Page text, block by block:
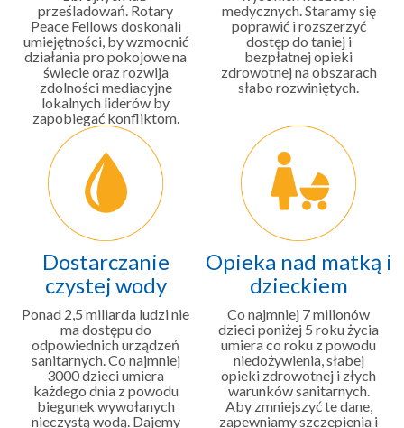
prześladowań. Rotary
Peace Fellows doskonali
umiejętności, by wzmocnić
działania pro pokojowe na
świecie oraz rozwija
zdolności mediacyjne
lokalnych liderów by
zapobiegać konfliktom.
medycznych. Staramy się
poprawić i rozszerzyć
dostęp do taniej i
bezpłatnej opieki
zdrowotnej na obszarach
słabo rozwiniętych.
Dostarczanie
czystej wody
Ponad 2,5 miliarda ludzi nie
ma dostępu do
odpowiednich urządzeń
sanitarnych. Co najmniej
3000 dzieci umiera
każdego dnia z powodu
biegunek wywołanych
nieczystą wodą. Dajemy
Opieka nad matką i
dzieckiem
Co najmniej 7 milionów
dzieci poniżej 5 roku życia
umiera co roku z powodu
niedożywienia, słabej
opieki zdrowotnej i złych
warunków sanitarnych.
Aby zmniejszyć te dane,
zapewniamy szczepienia i